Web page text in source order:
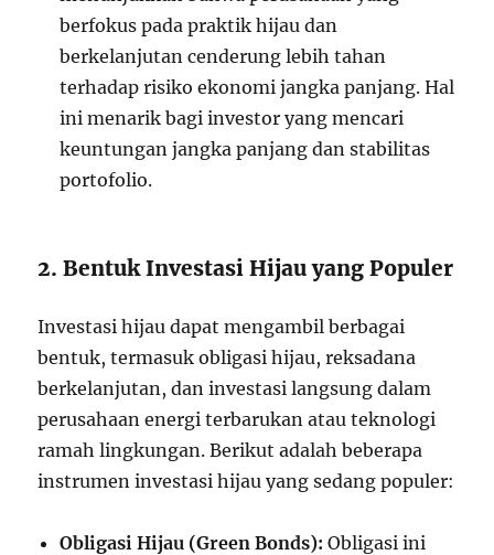
berfokus pada praktik hijau dan
berkelanjutan cenderung lebih tahan
terhadap risiko ekonomi jangka panjang. Hal
ini menarik bagi investor yang mencari
keuntungan jangka panjang dan stabilitas
portofolio.
2. Bentuk Investasi Hijau yang Populer
Investasi hijau dapat mengambil berbagai
bentuk, termasuk obligasi hijau, reksadana
berkelanjutan, dan investasi langsung dalam
perusahaan energi terbarukan atau teknologi
ramah lingkungan. Berikut adalah beberapa
instrumen investasi hijau yang sedang populer:
Obligasi Hijau (Green Bonds): Obligasi ini